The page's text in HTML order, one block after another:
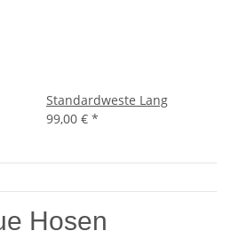
Standardweste Lang
99,00 € *
Hosen